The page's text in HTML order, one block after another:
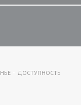
В НОВОМ ОКНЕ))
ДОСТУПНОСТЬ